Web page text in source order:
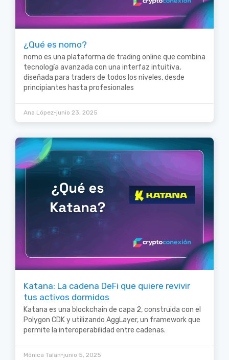
¿Qué es nomo?
nomo es una plataforma de trading online que combina
tecnología avanzada con una interfaz intuitiva,
diseñada para traders de todos los niveles, desde
principiantes hasta profesionales
Ana López•junio 23, 2025
Katana: La cadena DeFi que quiere revivir
tus activos dormidos
Katana es una blockchain de capa 2, construida con el
Polygon CDK y utilizando AggLayer, un framework que
permite la interoperabilidad entre cadenas.
Mónica Talan•junio 5, 2025